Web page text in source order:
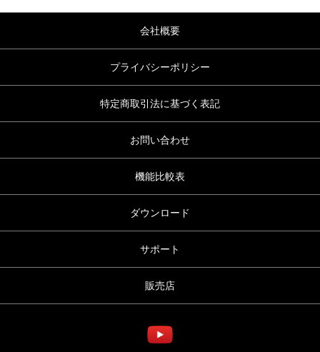
会社概要
プライバシーポリシー
特定商取引法に基づく表記
お問い合わせ
機能比較表
ダウンロード
サポート
販売店